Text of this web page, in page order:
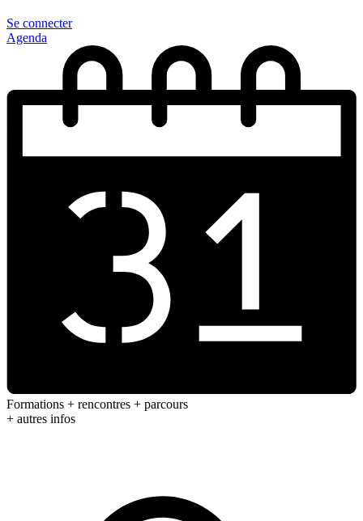
Se connecter
Agenda
Formations + rencontres + parcours
+ autres infos